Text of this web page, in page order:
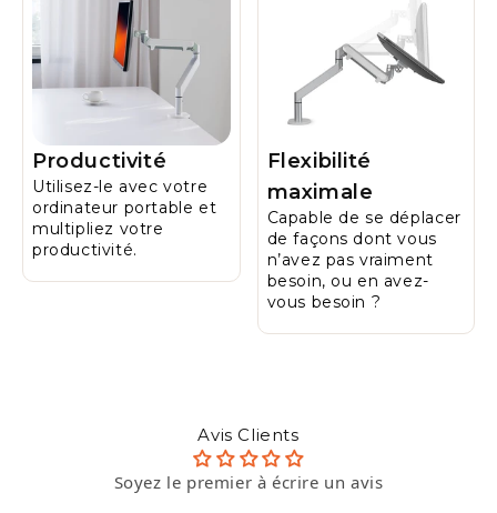
Productivité
Utilisez-le avec votre
ordinateur portable et
multipliez votre
productivité.
Flexibilité
maximale
Capable de se déplacer
de façons dont vous
n’avez pas vraiment
besoin, ou en avez-
vous besoin ?
Avis Clients
Soyez le premier à écrire un avis